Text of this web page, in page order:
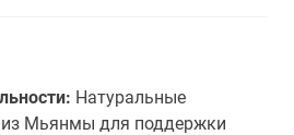
Натуральные
Мьянмы для поддержки